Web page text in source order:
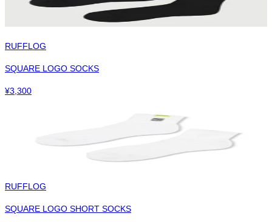
RUFFLOG
SQUARE LOGO SOCKS
¥3,300
RUFFLOG
SQUARE LOGO SHORT SOCKS